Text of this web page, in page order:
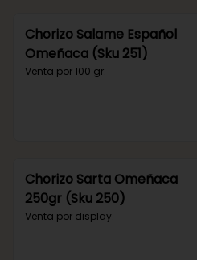
Chorizo Salame Español
Omeñaca (Sku 251)
Venta por 100 gr.
Chorizo Sarta Omeñaca
250gr (Sku 250)
Venta por display.